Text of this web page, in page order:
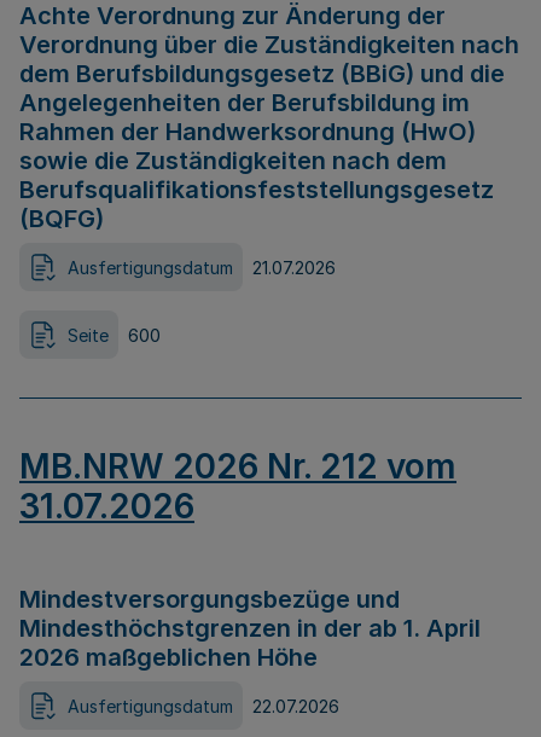
Achte Verordnung zur Änderung der
Verordnung über die Zuständigkeiten nach
dem Berufsbildungsgesetz (BBiG) und die
Angelegenheiten der Berufsbildung im
Rahmen der Handwerksordnung (HwO)
sowie die Zuständigkeiten nach dem
Berufsqualifikationsfeststellungsgesetz
(BQFG)
Ausfertigungsdatum 21.07.2026
Seite 600
MB.NRW 2026 Nr. 212 vom
31.07.2026
Mindestversorgungsbezüge und
Mindesthöchstgrenzen in der ab 1. April
2026 maßgeblichen Höhe
Ausfertigungsdatum 22.07.2026